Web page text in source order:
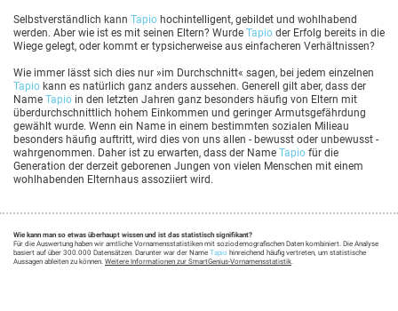
Selbstverständlich kann Tapio hochintelligent, gebildet und wohlhabend
werden. Aber wie ist es mit seinen Eltern? Wurde Tapio der Erfolg bereits in die
Wiege gelegt, oder kommt er typsicherweise aus einfacheren Verhältnissen?
Wie immer lässt sich dies nur »im Durchschnitt« sagen, bei jedem einzelnen
Tapio kann es natürlich ganz anders aussehen. Generell gilt aber, dass der
Name Tapio in den letzten Jahren ganz besonders häufig von Eltern mit
überdurchschnittlich hohem Einkommen und geringer Armutsgefährdung
gewählt wurde. Wenn ein Name in einem bestimmten sozialen Milieau
besonders häufig auftritt, wird dies von uns allen - bewusst oder unbewusst -
wahrgenommen. Daher ist zu erwarten, dass der Name Tapio für die
Generation der derzeit geborenen Jungen von vielen Menschen mit einem
wohlhabenden Elternhaus assoziiert wird.
Wie kann man so etwas überhaupt wissen und ist das statistisch signifikant?
Für die Auswertung haben wir amtliche Vornamensstatistiken mit soziodemografischen Daten kombiniert. Die Analyse
basiert auf über 300.000 Datensätzen. Darunter war der Name Tapio hinreichend häufig vertreten, um statistische
Aussagen ableiten zu können. Weitere Informationen zur SmartGenius-Vornamensstatistik.